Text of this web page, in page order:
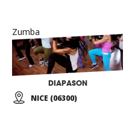
Zumba
DIAPASON
NICE (06300)